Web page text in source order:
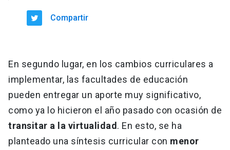
Compartir
En segundo lugar, en los cambios curriculares a
implementar, las facultades de educación
pueden entregar un aporte muy significativo,
como ya lo hicieron el año pasado con ocasión de
transitar a la virtualidad . En esto, se ha
planteado una síntesis curricular con menor